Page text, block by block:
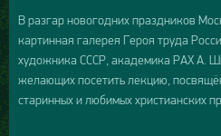
В разгар новогодних праздников
картинная галерея Героя труда
художника СССР, академика РАХ А.
желающих посетить лекцию,
старинных и любимых христианских